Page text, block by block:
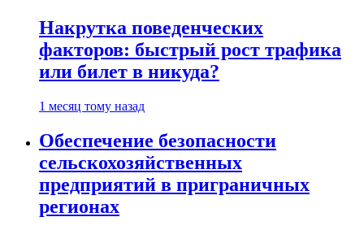
Накрутка поведенческих
факторов: быстрый рост трафика
или билет в никуда?
1 месяц тому назад
Обеспечение безопасности
сельскохозяйственных
предприятий в приграничных
регионах